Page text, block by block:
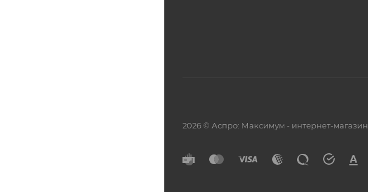
2026 © Аспро: Максимум - интернет-магазин